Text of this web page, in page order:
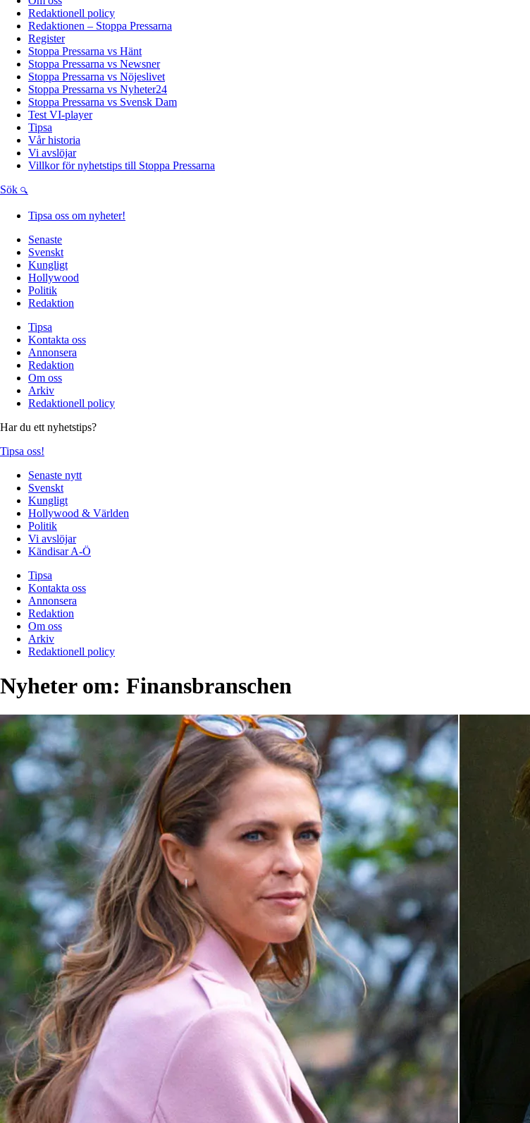
Redaktionell policy
Redaktionen – Stoppa Pressarna
Register
Stoppa Pressarna vs Hänt
Stoppa Pressarna vs Newsner
Stoppa Pressarna vs Nöjeslivet
Stoppa Pressarna vs Nyheter24
Stoppa Pressarna vs Svensk Dam
Test VI-player
Tipsa
Vår historia
Vi avslöjar
Villkor för nyhetstips till Stoppa Pressarna
Sök
Tipsa oss om nyheter!
Senaste
Svenskt
Kungligt
Hollywood
Politik
Redaktion
Tipsa
Kontakta oss
Annonsera
Redaktion
Om oss
Arkiv
Redaktionell policy
Har du ett nyhetstips?
Tipsa oss!
Senaste nytt
Svenskt
Kungligt
Hollywood & Världen
Politik
Vi avslöjar
Kändisar A-Ö
Tipsa
Kontakta oss
Annonsera
Redaktion
Om oss
Arkiv
Redaktionell policy
Nyheter om: Finansbranschen